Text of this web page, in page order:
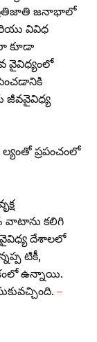
ప్రతిజాతి జనాభాలో
వివిధ
కూడా
వైవిధ్యంలో
జీవవైవిధ్య
ప్రపంచంలో
వాటాను కలిగి
దేశాలలో
టికీ,
ఉన్నాయి.
–